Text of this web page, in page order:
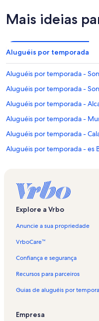
Mais ideias
Aluguéis por temporada
Aluguéis por temporada -
Aluguéis por temporada -
Aluguéis por temporada -
Aluguéis por temporada -
Aluguéis por temporada -
Aluguéis por temporada - es
Aluguéis por temporada - Arta
Aluguéis por temporada -
Aluguéis por temporada -
Aluguéis por temporada -
Aluguéis por temporada - Can
Aluguéis por temporada -
Aluguéis por temporada -
Explore a Vrbo
Anuncie a sua propriedade
VrboCare™
Confiança e segurança
Recursos para parceiros
Guias de aluguéis por
Empresa